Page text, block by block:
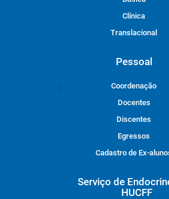
Clínica
Translacional
Pessoal
Coordenação
Docentes
Discentes
Egressos
Cadastro de Ex-
Serviço de
HUCFF